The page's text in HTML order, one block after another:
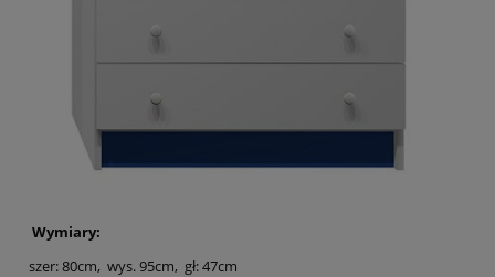
Wymiary:
szer: 80cm, wys. 95cm, gł: 47cm